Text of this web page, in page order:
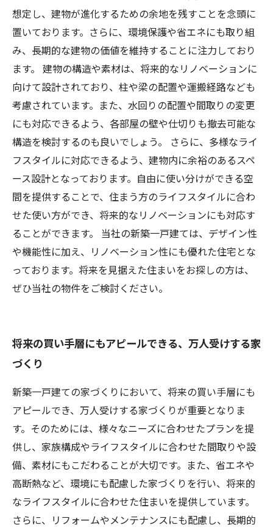
想定し、建物が進化するための余地を残すことを念頭に
置いております。さらに、環境保護や省エネにも取り組
み、長期的な建物の価値を維持することに注力しており
ます。 建物の構造や素材は、将来的なリノベーションに
向けて設計されており、柱や梁の配置や運搬経路なども
考慮されています。また、水回りの配置や間取りの変更
にも対応できるよう、各部屋の壁や仕切りも撤去可能な
構造を検討するのも良いでしょう。 さらに、多様なライ
フスタイルに対応できるよう、建物内に余裕のあるスペ
ース設計となっております。自由に使い分けができる空
間を提供することで、住まう方のライフスタイルに合わ
せた使い方ができ、将来的なリノベーションにも対応す
ることができます。 当社の新築一戸建ては、デザイン性
や機能性に加え、リノベーション性にも優れた住宅とな
っております。将来を見据えた住まいをお探しの方は、
ぜひ当社の物件をご検討ください。
将来の買い手層にもアピールできる、万人受けする家
づくり
新築一戸建ての家づくりにおいて、将来の買い手層にも
アピールでき、万人受けする家づくりが重要となりま
す。そのためには、様々なニーズに合わせたプランを提
供し、家族構成やライフスタイルに合わせた間取りや設
備、素材にもこだわることが大切です。また、省エネや
高断熱など、環境にも配慮した家づくりを行い、将来的
なライフスタイルに合わせた住まいを提供しています。
さらに、リフォームやメンテナンスにも配慮し、長期的